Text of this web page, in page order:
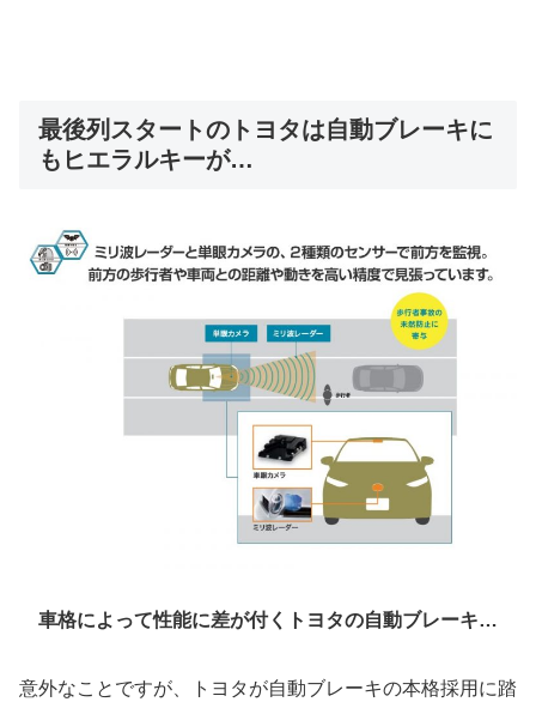
最後列スタートのトヨタは自動ブレーキに
もヒエラルキーが…
車格によって性能に差が付くトヨタの自動ブレーキ…
意外なことですが、トヨタが自動ブレーキの本格採用に踏